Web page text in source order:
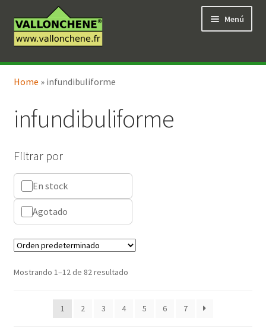
a
la
al
contenido
Menú
Tienda en línea
Home » infundibuliforme
infundibuliforme
Filtrar por
En stock
Agotado
Mostrando 1–12 de 82 resultado
1 2 3 4 5 6 7